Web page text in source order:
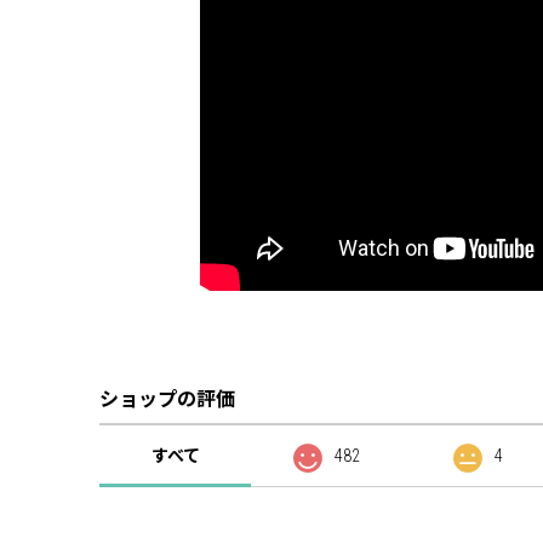
ショップの評価
すべて 482 4